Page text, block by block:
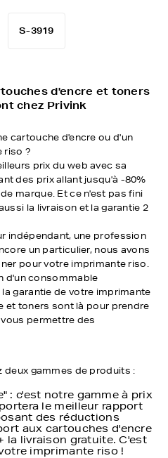
S-3919
d'encre et toners
chez Privink
cartouche d'encre ou d'un
riso ?
prix du web avec sa
des prix allant jusqu'à -80%
marque. Et ce n'est pas fini
la livraison et la garantie 2
indépendant, une profession
un particulier, nous avons
pour votre imprimante riso.
d'un consommable
garantie de votre imprimante
et toners sont là pour prendre
permettre des
deux gammes de produits :
: c'est notre gamme à prix
le meilleur rapport
des réductions
aux cartouches d'encre
la livraison gratuite. C'est
imprimante riso !